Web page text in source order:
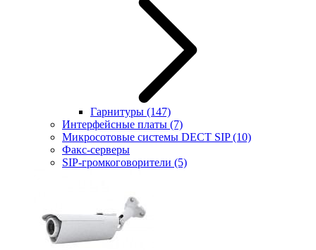
Гарнитуры (147)
Интерфейсные платы (7)
Микросотовые системы DECT SIP(10)
Факс-серверы
SIP-громкоговорители (5)